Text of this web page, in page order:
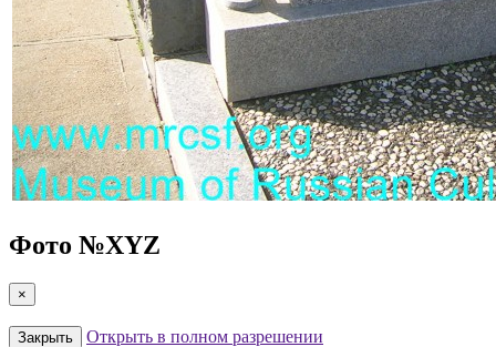
Фото №XYZ
×
Закрыть Открыть в полном разрешении